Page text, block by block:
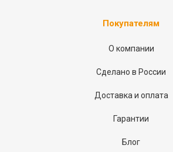
Покупателям
О компании
Сделано в России
Доставка и оплата
Гарантии
Блог